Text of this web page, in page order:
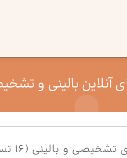
بالینی و
و بالینی (16 تست)